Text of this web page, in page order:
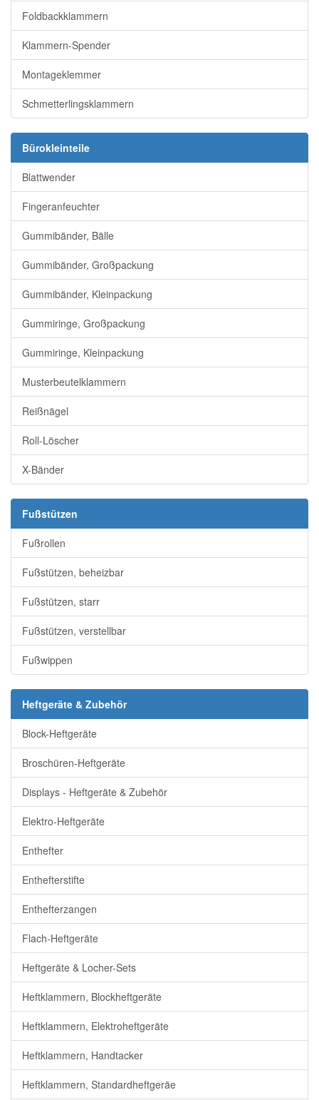
Foldbackklammern
Klammern-Spender
Montageklemmer
Schmetterlingsklammern
Bürokleinteile
Blattwender
Fingeranfeuchter
Gummibänder, Bälle
Gummibänder, Großpackung
Gummibänder, Kleinpackung
Gummiringe, Großpackung
Gummiringe, Kleinpackung
Musterbeutelklammern
Reißnägel
Roll-Löscher
X-Bänder
Fußstützen
Fußrollen
Fußstützen, beheizbar
Fußstützen, starr
Fußstützen, verstellbar
Fußwippen
Heftgeräte & Zubehör
Block-Heftgeräte
Broschüren-Heftgeräte
Displays - Heftgeräte & Zubehör
Elektro-Heftgeräte
Enthefter
Enthefterstifte
Enthefterzangen
Flach-Heftgeräte
Heftgeräte & Locher-Sets
Heftklammern, Blockheftgeräte
Heftklammern, Elektroheftgeräte
Heftklammern, Handtacker
Heftklammern, Standardheftgeräe